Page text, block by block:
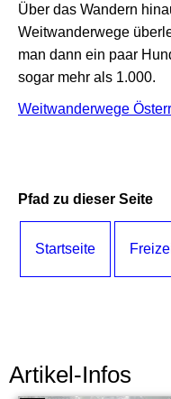
Über das Wandern
Weitwanderwege
man dann ein paar
sogar mehr als 1.000.
Weitwanderwege
Pfad zu dieser Seite
Startseite
Artikel-Infos